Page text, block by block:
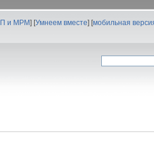
и МРМ] [Умнеем вместе] [мобильная